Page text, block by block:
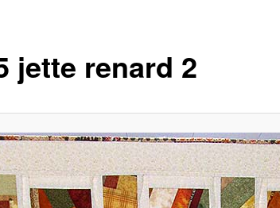
jette renard 2